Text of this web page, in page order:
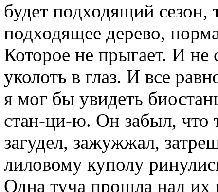
будет подходящий сезон,
подходящее дерево,
Которое не прыгает. И не
уколоть в глаз. И все
я мог бы увидеть
стан-ци-ю. Он забыл, что
загудел, зажужжал,
лиловому куполу
Одна туча прошла над их